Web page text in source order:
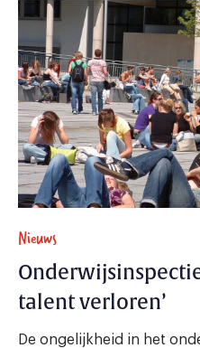
Nieuws
talent verloren’
De ongelijkheid in het